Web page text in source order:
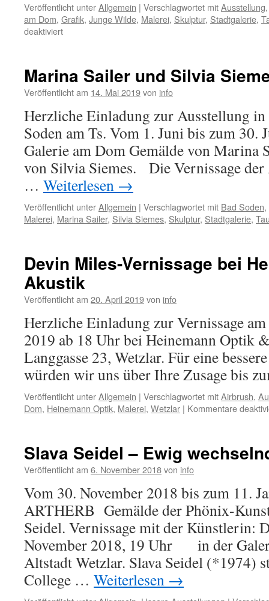
Veröffentlicht unterAllgemein | Verschlagwortet mitAusstellung
am Dom, Grafik, Junge Wilde, Malerei, Skulptur, Stadtgalerie,
deaktiviertfür
I
Love
Marina Sailer und Silvia
Veröffentlicht am 14. Mai 2019von info
Herzliche Einladung zur Ausstellung in
Soden am Ts. Vom 1. Juni bis zum 30.
Galerie am Dom Gemälde von Marina
von Silvia Siemes. Die Vernissage
… Weiterlesen →
Veröffentlicht unterAllgemein | Verschlagwortet mit Bad Soden,
Malerei, Marina Sailer, Silvia Siemes, Skulptur, Stadtgalerie,
Devin Miles-Vernissage bei
Akustik
Veröffentlicht am 20. April 2019von info
Herzliche Einladung zur Vernissage
2019 ab 18 Uhr bei Heinemann Optik
Langgasse 23, Wetzlar. Für eine
würden wir uns über Ihre Zusage bis
Veröffentlicht unterAllgemein | Verschlagwortet mitAirbrush,
Dom, Heinemann Optik, Malerei, Wetzlar | Kommentare
Slava Seidel – Ewig
Veröffentlicht am 6. November 2018von info
Vom 30. November 2018 bis zum 11.
ARTHERB Gemälde der Phönix-
Seidel. Vernissage mit der Künstlerin:
November 2018, 19 Uhr in der
Altstadt Wetzlar. Slava Seidel (*1974)
College … Weiterlesen →